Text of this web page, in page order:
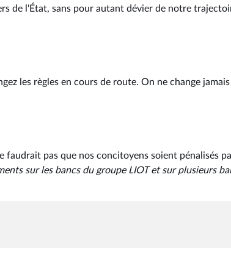
de l'État, sans pour autant dévier de notre
les règles en cours de route. On ne change
faudrait pas que nos concitoyens soient pénalisés
sur les bancs du groupe LIOT et sur plusieurs